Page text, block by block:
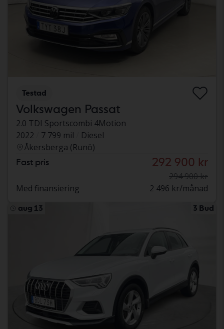
Testad
Volkswagen Passat
2.0 TDI Sportscombi 4Motion
2022
7 799 mil
Diesel
Åkersberga (Runö)
Fast pris 292 900 kr
294 900 kr
Med finansiering
2 496 kr/månad
aug 13 3 Bud